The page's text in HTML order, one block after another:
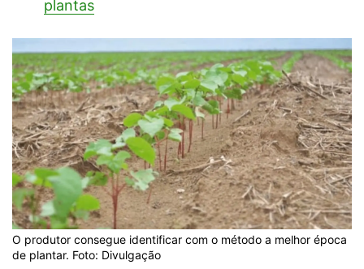
plantas
O produtor consegue identificar com o método a melhor época
de plantar. Foto: Divulgação